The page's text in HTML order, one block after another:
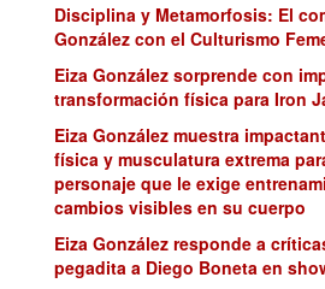
Disciplina y Metamorfosis: El
González con el Culturismo
Eiza González sorprende con
transformación física para Iron
Eiza González muestra
física y musculatura extrema
personaje que le exige
cambios visibles en su cuerpo
Eiza González responde a
pegadita a Diego Boneta en